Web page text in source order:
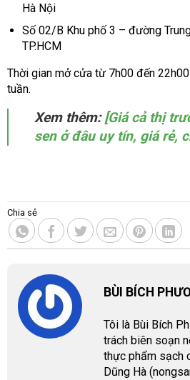
Hà Nội
Số 02/B Khu phố 3 – đường
TP.HCM
Thời gian mở cửa từ 7h00 đến
tuần.
Xem thêm:[Giá cả thị
sen ở đâu uy tín, giá rẻ,
Chia sẻ
BÙI BÍCH
Tôi là Bùi Bích
trách biên soạn
thực phẩm sạch
Dũng Hà